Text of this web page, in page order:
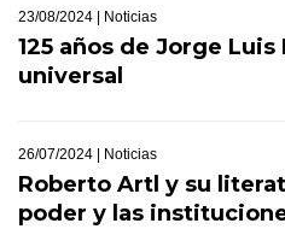
23/08/2024 | Noticias
125 años de Jorge
universal
26/07/2024 | Noticias
Roberto Artl y su
poder y las